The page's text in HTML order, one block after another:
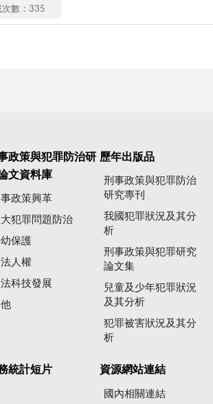
次數：335
政策與犯罪防治研
文資料庫
政策興革
犯罪問題防治
保護
人權
科技發展
歷年出版品
刑事政策與犯罪防治
研究專刊
我國犯罪狀況及其分
析
刑事政策與犯罪研究
論文集
兒童及少年犯罪狀況
及其分析
犯罪被害狀況及其分
析
統計短片 資源網站連結
國內相關連結